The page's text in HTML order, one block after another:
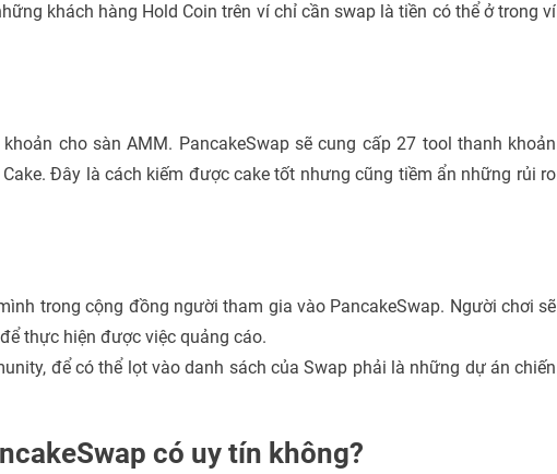
khách hàng Hold Coin trên ví chỉ cần swap là tiền có thể ở trong ví
cho sàn AMM. PancakeSwap sẽ cung cấp 27 tool thanh khoản
Đây là cách kiếm được cake tốt nhưng cũng tiềm ẩn những rủi ro
trong cộng đồng người tham gia vào PancakeSwap. Người chơi sẽ
thực hiện được việc quảng cáo.
để có thể lọt vào danh sách của Swap phải là những dự án chiến
có uy tín không?